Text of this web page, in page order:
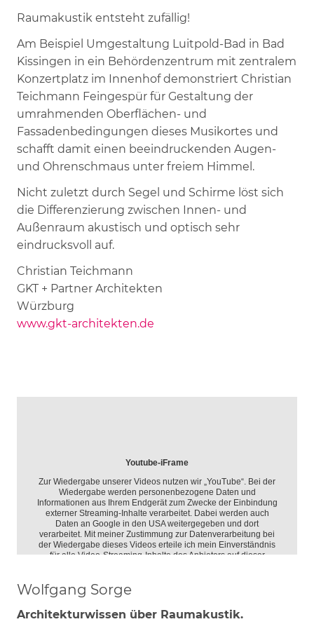
Raumakustik entsteht zufällig!
Am Beispiel Umgestaltung Luitpold-Bad in Bad
Kissingen in ein Behördenzentrum mit zentralem
Konzertplatz im Innenhof demonstriert Christian
Teichmann Feingespür für Gestaltung der
umrahmenden Oberflächen- und
Fassadenbedingungen dieses Musikortes und
schafft damit einen beeindruckenden Augen-
und Ohrenschmaus unter freiem Himmel.
Nicht zuletzt durch Segel und Schirme löst sich
die Differenzierung zwischen Innen- und
Außenraum akustisch und optisch sehr
eindrucksvoll auf.
Christian Teichmann
GKT + Partner Architekten
Würzburg
www.gkt-architekten.de
Wolfgang Sorge
Architekturwissen über Raumakustik.